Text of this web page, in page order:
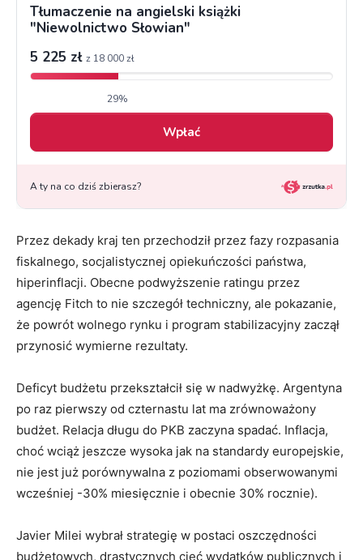
Przez dekady kraj ten przechodził przez fazy rozpasania
fiskalnego, socjalistycznej opiekuńczości państwa,
hiperinflacji. Obecne podwyższenie ratingu przez
agencję Fitch to nie szczegół techniczny, ale pokazanie,
że powrót wolnego rynku i program stabilizacyjny zaczął
przynosić wymierne rezultaty.
Deficyt budżetu przekształcił się w nadwyżkę. Argentyna
po raz pierwszy od czternastu lat ma zrównoważony
budżet. Relacja długu do PKB zaczyna spadać. Inflacja,
choć wciąż jeszcze wysoka jak na standardy europejskie,
nie jest już porównywalna z poziomami obserwowanymi
wcześniej -30% miesięcznie i obecnie 30% rocznie).
Javier Milei wybrał strategię w postaci oszczędności
budżetowych, drastycznych cięć wydatków publicznych i